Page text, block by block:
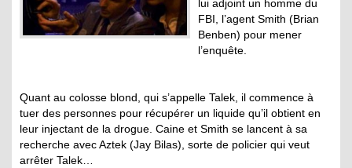
lui adjoint un homme du
FBI, l’agent Smith (Brian
Benben) pour mener
l’enquête.
Quant au colosse blond, qui s’appelle Talek, il commence à
tuer des personnes pour récupérer un liquide qu’il obtient en
leur injectant de la drogue. Caine et Smith se lancent à sa
recherche avec Aztek (Jay Bilas), sorte de policier qui veut
arrêter Talek…